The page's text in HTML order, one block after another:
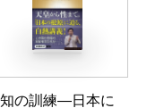
知の訓練―日本に